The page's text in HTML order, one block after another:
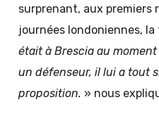
surprenant, aux premiers
journées londoniennes,
était à Brescia au
un défenseur, il lui a tout
proposition. » nous